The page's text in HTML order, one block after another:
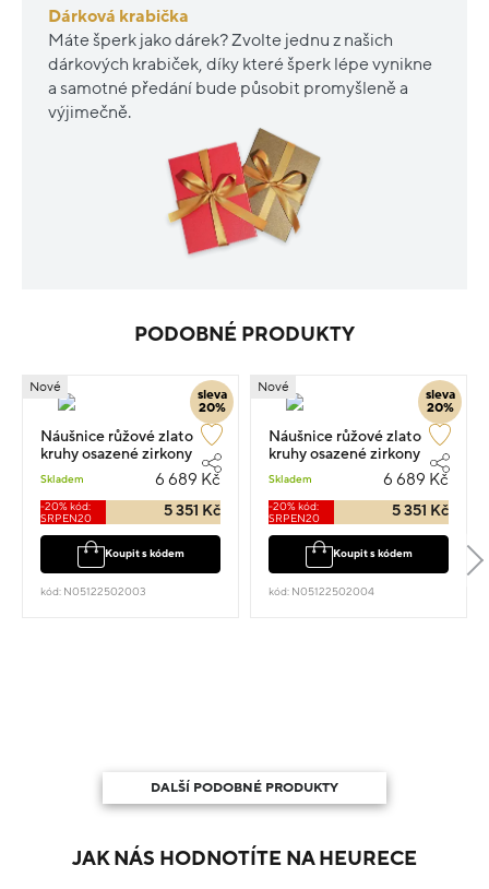
Dárková krabička
Máte šperk jako dárek? Zvolte jednu z našich
dárkových krabiček, díky které šperk lépe vynikne
a samotné předání bude působit promyšleně a
výjimečně.
PODOBNÉ PRODUKTY
sleva
20%
Nové
Náušnice růžové zlato
kruhy osazené zirkony
Skladem 6 689 Kč
-20% kód:
SRPEN20
5 351 Kč
Koupit s kódem
kód: N05122502003
sleva
20%
Nové
Náušnice růžové zlato
kruhy osazené zirkony
Skladem 6 689 Kč
-20% kód:
SRPEN20
5 351 Kč
Koupit s kódem
kód: N05122502004
DALŠÍ PODOBNÉ PRODUKTY
JAK NÁS HODNOTÍTE NA HEURECE